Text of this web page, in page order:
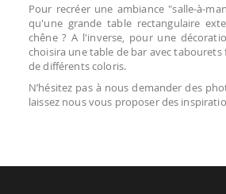
Pour recréer une ambiance "salle-à-
qu'une grande table rectangulaire
chêne ? A l'inverse, pour une
choisira une table de bar avec
de différents coloris.
N’hésitez pas à nous demander des
laissez nous vous proposer des